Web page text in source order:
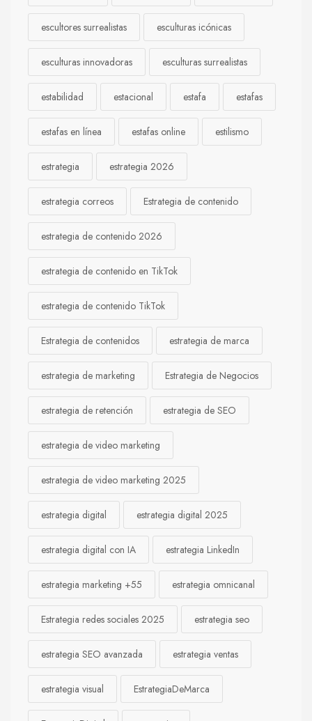
escultores surrealistas esculturas icónicas
esculturas innovadoras esculturas surrealistas
estabilidad estacional estafa estafas
estafas en línea estafas online estilismo
estrategia estrategia 2026
estrategia correos Estrategia de contenido
estrategia de contenido 2026
estrategia de contenido en TikTok
estrategia de contenido TikTok
Estrategia de contenidos estrategia de marca
estrategia de marketing Estrategia de Negocios
estrategia de retención estrategia de SEO
estrategia de video marketing
estrategia de video marketing 2025
estrategia digital estrategia digital 2025
estrategia digital con IA estrategia LinkedIn
estrategia marketing +55 estrategia omnicanal
Estrategia redes sociales 2025 estrategia seo
estrategia SEO avanzada estrategia ventas
estrategia visual EstrategiaDeMarca